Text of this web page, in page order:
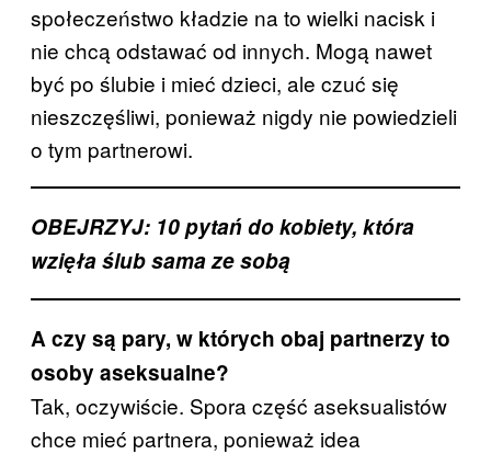
społeczeństwo kładzie na to wielki nacisk i
nie chcą odstawać od innych. Mogą nawet
być po ślubie i mieć dzieci, ale czuć się
nieszczęśliwi, ponieważ nigdy nie powiedzieli
o tym partnerowi.
OBEJRZYJ: 10 pytań do kobiety, która
wzięła ślub sama ze sobą
A czy są pary, w których obaj partnerzy to
osoby aseksualne?
Tak, oczywiście. Spora część aseksualistów
chce mieć partnera, ponieważ idea